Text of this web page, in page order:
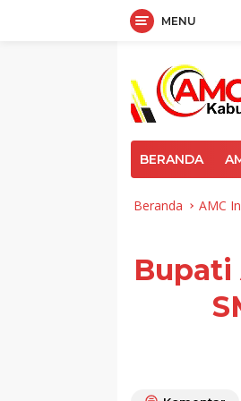
MENU
BERANDA
Beranda AMC
Bupati